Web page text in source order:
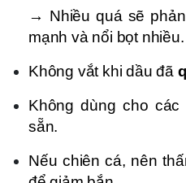
→ Nhiều quá sẽ
mạnh và nổi bọt nhiều.
Không vắt khi dầu đã
Không dùng cho
sẵn.
Nếu chiên cá, nên